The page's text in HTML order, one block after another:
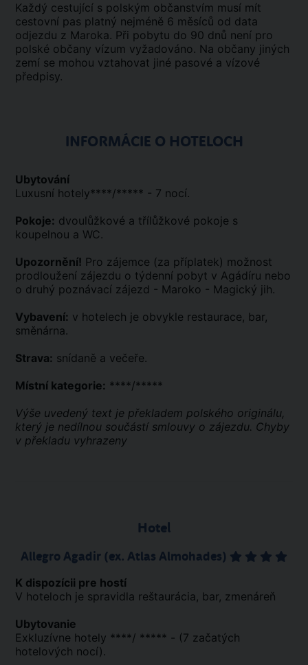
Každý cestující s polským občanstvím musí mít
cestovní pas platný nejméně 6 měsíců od data
odjezdu z Maroka. Při pobytu do 90 dnů není pro
polské občany vízum vyžadováno. Na občany jiných
zemí se mohou vztahovat jiné pasové a vízové
předpisy.
INFORMÁCIE O HOTELOCH
Ubytování
Luxusní hotely****/***** - 7 nocí.
Pokoje: dvoulůžkové a třílůžkové pokoje s
koupelnou a WC.
Upozornění! Pro zájemce (za příplatek) možnost
prodloužení zájezdu o týdenní pobyt v Agádíru nebo
o druhý poznávací zájezd - Maroko - Magický jih.
Vybavení: v hotelech je obvykle restaurace, bar,
směnárna.
Strava: snídaně a večeře.
Místní kategorie: ****/*****
Výše uvedený text je překladem polského originálu,
který je nedílnou součástí smlouvy o zájezdu. Chyby
v překladu vyhrazeny
Hotel
Allegro Agadir (ex. Atlas Almohades)
K dispozícii pre hostí
V hoteloch je spravidla reštaurácia, bar, zmenáreň
Ubytovanie
Exkluzívne hotely ****/ ***** - (7 začatých
hotelových nocí).